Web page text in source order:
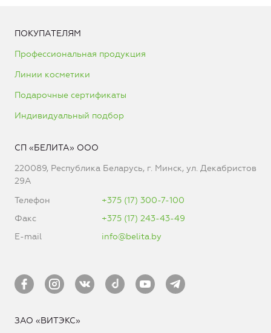
ПОКУПАТЕЛЯМ
Профессиональная продукция
Линии косметики
Подарочные сертификаты
Индивидуальный подбор
СП «БЕЛИТА» ООО
220089, Республика Беларусь, г. Минск, ул. Декабристов
29А
Телефон
+375 (17) 300-7-100
Факс
+375 (17) 243-43-49
E-mail
info@belita.by
ЗАО «ВИТЭКС»